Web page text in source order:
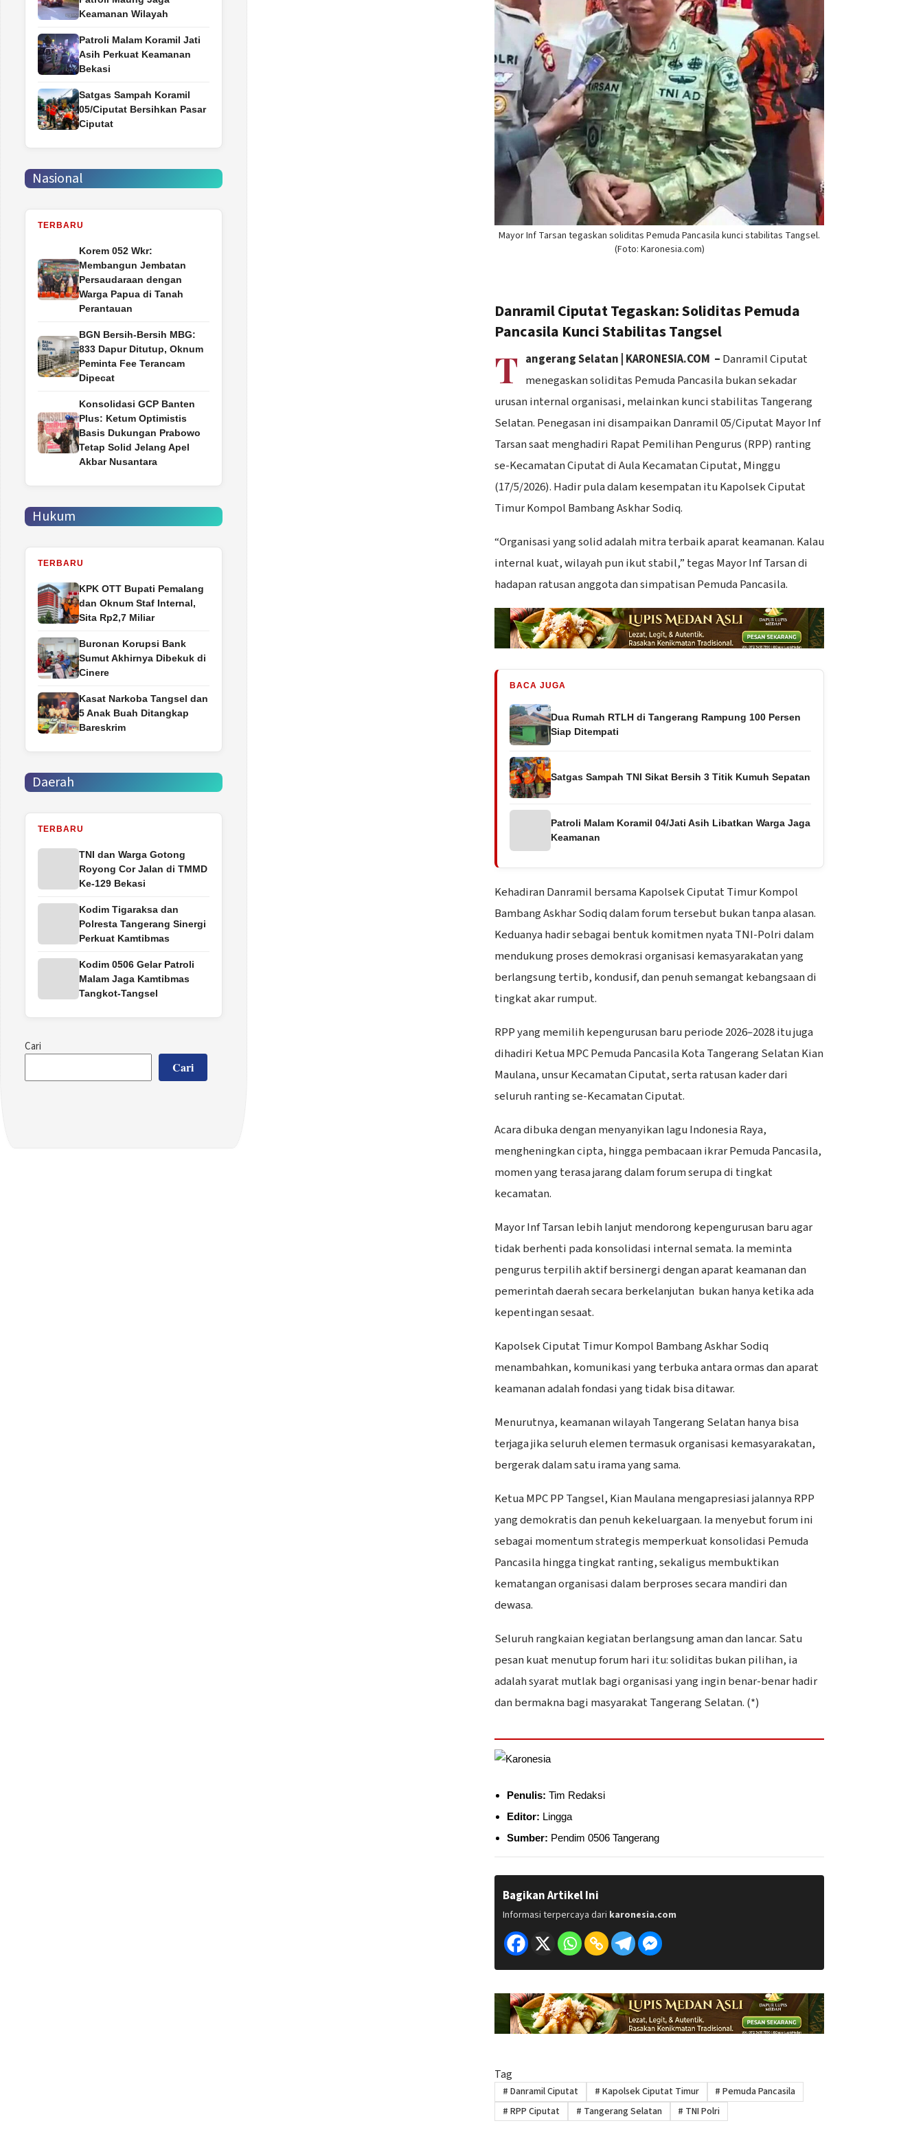
Mayor Inf Tarsan tegaskan soliditas Pemuda Pancasila kunci stabilitas Tangsel.
(Foto: Karonesia.com)
Danramil Ciputat Tegaskan: Soliditas Pemuda
Pancasila Kunci Stabilitas Tangsel
T angerang Selatan | KARONESIA.COM – Danramil Ciputat
menegaskan soliditas Pemuda Pancasila bukan sekadar
urusan internal organisasi, melainkan kunci stabilitas Tangerang
Selatan. Penegasan ini disampaikan Danramil 05/Ciputat Mayor Inf
Tarsan saat menghadiri Rapat Pemilihan Pengurus (RPP) ranting
se-Kecamatan Ciputat di Aula Kecamatan Ciputat, Minggu
(17/5/2026). Hadir pula dalam kesempatan itu Kapolsek Ciputat
Timur Kompol Bambang Askhar Sodiq.
“Organisasi yang solid adalah mitra terbaik aparat keamanan. Kalau
internal kuat, wilayah pun ikut stabil,” tegas Mayor Inf Tarsan di
hadapan ratusan anggota dan simpatisan Pemuda Pancasila.
BACA JUGA
Dua Rumah RTLH di Tangerang Rampung 100 Persen
Siap Ditempati
Satgas Sampah TNI Sikat Bersih 3 Titik Kumuh Sepatan
Patroli Malam Koramil 04/Jati Asih Libatkan Warga Jaga
Keamanan
Kehadiran Danramil bersama Kapolsek Ciputat Timur Kompol
Bambang Askhar Sodiq dalam forum tersebut bukan tanpa alasan.
Keduanya hadir sebagai bentuk komitmen nyata TNI-Polri dalam
mendukung proses demokrasi organisasi kemasyarakatan yang
berlangsung tertib, kondusif, dan penuh semangat kebangsaan di
tingkat akar rumput.
RPP yang memilih kepengurusan baru periode 2026–2028 itu juga
dihadiri Ketua MPC Pemuda Pancasila Kota Tangerang Selatan Kian
Maulana, unsur Kecamatan Ciputat, serta ratusan kader dari
seluruh ranting se-Kecamatan Ciputat.
Acara dibuka dengan menyanyikan lagu Indonesia Raya,
mengheningkan cipta, hingga pembacaan ikrar Pemuda Pancasila,
momen yang terasa jarang dalam forum serupa di tingkat
kecamatan.
Mayor Inf Tarsan lebih lanjut mendorong kepengurusan baru agar
tidak berhenti pada konsolidasi internal semata. Ia meminta
pengurus terpilih aktif bersinergi dengan aparat keamanan dan
pemerintah daerah secara berkelanjutan bukan hanya ketika ada
kepentingan sesaat.
Kapolsek Ciputat Timur Kompol Bambang Askhar Sodiq
menambahkan, komunikasi yang terbuka antara ormas dan aparat
keamanan adalah fondasi yang tidak bisa ditawar.
Menurutnya, keamanan wilayah Tangerang Selatan hanya bisa
terjaga jika seluruh elemen termasuk organisasi kemasyarakatan,
bergerak dalam satu irama yang sama.
Ketua MPC PP Tangsel, Kian Maulana mengapresiasi jalannya RPP
yang demokratis dan penuh kekeluargaan. Ia menyebut forum ini
sebagai momentum strategis memperkuat konsolidasi Pemuda
Pancasila hingga tingkat ranting, sekaligus membuktikan
kematangan organisasi dalam berproses secara mandiri dan
dewasa.
Seluruh rangkaian kegiatan berlangsung aman dan lancar. Satu
pesan kuat menutup forum hari itu: soliditas bukan pilihan, ia
adalah syarat mutlak bagi organisasi yang ingin benar-benar hadir
dan bermakna bagi masyarakat Tangerang Selatan. (*)
Penulis: Tim Redaksi
Editor: Lingga
Sumber: Pendim 0506 Tangerang
Bagikan Artikel Ini
Informasi terpercaya dari karonesia.com
Tag
# Danramil Ciputat # Kapolsek Ciputat Timur # Pemuda Pancasila
# RPP Ciputat # Tangerang Selatan # TNI Polri
Keamanan Wilayah
Patroli Malam Koramil Jati
Asih Perkuat Keamanan
Bekasi
Satgas Sampah Koramil
05/Ciputat Bersihkan Pasar
Ciputat
Nasional
TERBARU
Korem 052 Wkr:
Membangun Jembatan
Persaudaraan dengan
Warga Papua di Tanah
Perantauan
BGN Bersih-Bersih MBG:
833 Dapur Ditutup, Oknum
Peminta Fee Terancam
Dipecat
Konsolidasi GCP Banten
Plus: Ketum Optimistis
Basis Dukungan Prabowo
Tetap Solid Jelang Apel
Akbar Nusantara
Hukum
TERBARU
‎KPK OTT Bupati Pemalang
dan Oknum Staf Internal,
Sita Rp2,7 Miliar
Buronan Korupsi Bank
Sumut Akhirnya Dibekuk di
Cinere
Kasat Narkoba Tangsel dan
5 Anak Buah Ditangkap
Bareskrim
Daerah
TERBARU
TNI dan Warga Gotong
Royong Cor Jalan di TMMD
Ke-129 Bekasi
Kodim Tigaraksa dan
Polresta Tangerang Sinergi
Perkuat Kamtibmas
Kodim 0506 Gelar Patroli
Malam Jaga Kamtibmas
Tangkot-Tangsel
Cari
Cari